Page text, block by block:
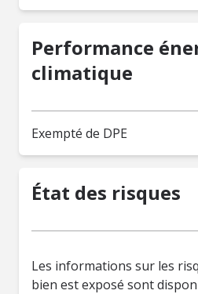
Performance
climatique
Exempté de DPE
État des risques
Les informations sur les
bien est exposé sont